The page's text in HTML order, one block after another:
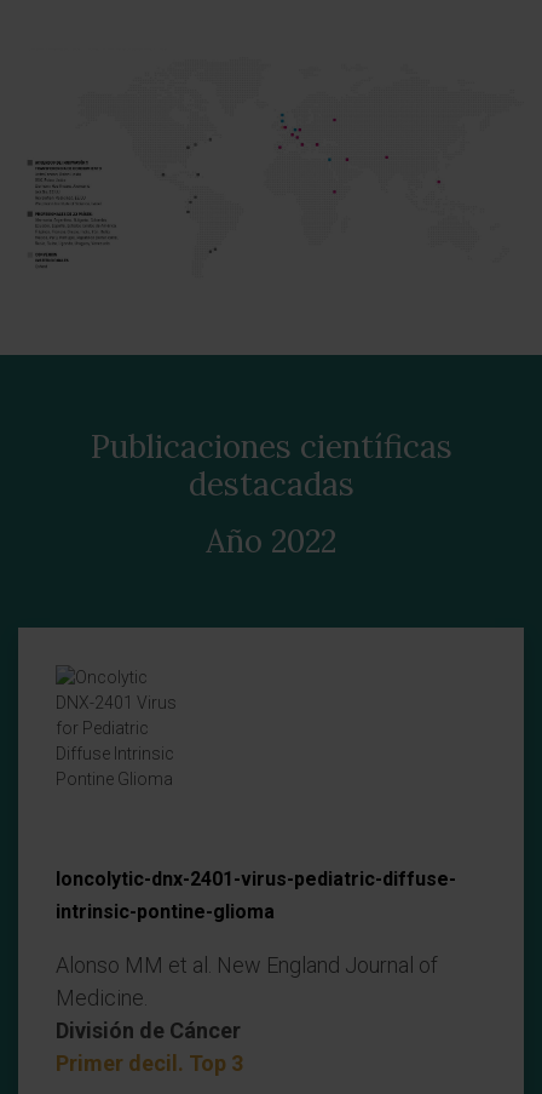
Publicaciones científicas
destacadas
Año 2022
Ioncolytic-dnx-2401-virus-pediatric-diffuse-
intrinsic-pontine-glioma
Alonso MM et al. New England Journal of
Medicine.
División de Cáncer
Primer decil. Top 3